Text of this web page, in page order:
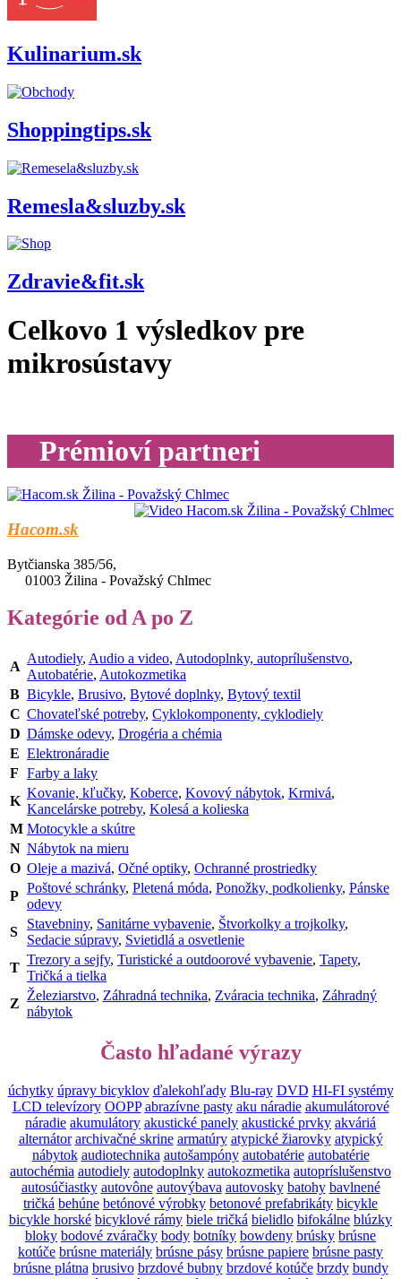
Kulinarium.sk
Shoppingtips.sk
Remesla&sluzby.sk
Zdravie&fit.sk
Celkovo 1 výsledkov pre
mikrosústavy
Prémioví partneri
Hacom.sk
Bytčianska 385/56,
01003 Žilina - Považský Chlmec
Kategórie od A po Z
A
Autodiely, Audio a video, Autodoplnky, autoprílušenstvo,
Autobatérie, Autokozmetika
B Bicykle, Brusivo, Bytové doplnky, Bytový textil
C Chovateľské potreby, Cyklokomponenty, cyklodiely
D Dámske odevy, Drogéria a chémia
E Elektronáradie
F Farby a laky
K
Kovanie, kľučky, Koberce, Kovový nábytok, Krmivá,
Kancelárske potreby, Kolesá a kolieska
M Motocykle a skútre
N Nábytok na mieru
O Oleje a mazivá, Očné optiky, Ochranné prostriedky
P
Poštové schránky, Pletená móda, Ponožky, podkolienky, Pánske
odevy
S
Stavebniny, Sanitárne vybavenie, Štvorkolky a trojkolky,
Sedacie súpravy, Svietidlá a osvetlenie
T
Trezory a sejfy, Turistické a outdoorové vybavenie, Tapety,
Tričká a tielka
Z
Železiarstvo, Záhradná technika, Zváracia technika, Záhradný
nábytok
Často hľadané výrazy
úchytky úpravy bicyklov ďalekohľady Blu-ray DVD HI-FI systémy
LCD televízory OOPP abrazívne pasty aku náradie akumulátorové
náradie akumulátory akustické panely akustické prvky akváriá
alternátor archivačné skrine armatúry atypické žiarovky atypický
nábytok audiotechnika autošampóny autobatérie autobatérie
autochémia autodiely autodoplnky autokozmetika autopríslušenstvo
autosúčiastky autovône autovýbava autovosky batohy bavlnené
tričká behúne betónové výrobky betonové prefabrikáty bicykle
bicykle horské bicyklové rámy biele tričká bielidlo bifokálne blúzky
bloky bodové zváračky body botníky bowdeny brúsky brúsne
kotúče brúsne materiály brúsne pásy brúsne papiere brúsne pasty
brúsne plátna brusivo brzdové bubny brzdové kotúče brzdy bundy